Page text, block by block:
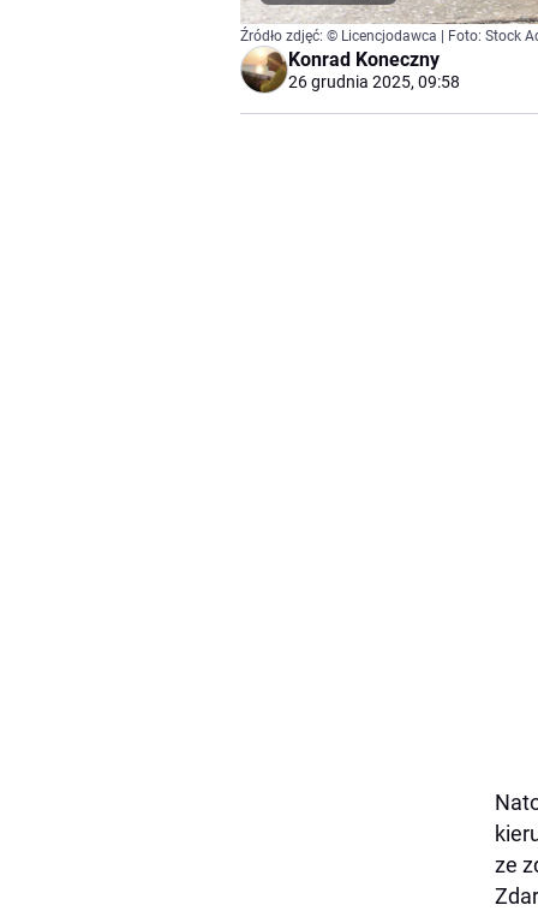
Źródło zdjęć: © Licencjodawca | Foto: Stock
Konrad Koneczny
26 grudnia 2025, 09:58
ze